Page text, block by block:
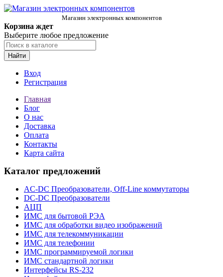
Магазин электронных компонентов
Корзина ждет
Выберите любое предложение
Найти
Вход
Регистрация
Главная
Блог
О нас
Доставка
Оплата
Контакты
Карта сайта
Каталог предложений
AC-DC Преобразователи, Off-Line коммутаторы
DC-DC Преобразователи
АЦП
ИМС для бытовой РЭА
ИМС для обработки видео изображений
ИМС для телекоммуникации
ИМС для телефонии
ИМС программируемой логики
ИМС стандартной логики
Интерфейсы RS-232